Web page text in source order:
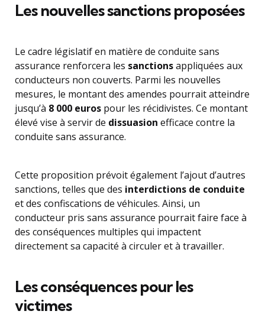
Les nouvelles sanctions proposées
Le cadre législatif en matière de conduite sans
assurance renforcera les sanctionsappliquées aux
conducteurs non couverts. Parmi les nouvelles
mesures, le montant des amendes pourrait atteindre
jusqu’à 8 000 euros pour les récidivistes. Ce montant
élevé vise à servir de dissuasion efficace contre la
conduite sans assurance.
Cette proposition prévoit également l’ajout d’autres
sanctions, telles que des interdictions de conduite
et des confiscations de véhicules. Ainsi, un
conducteur pris sans assurance pourrait faire face à
des conséquences multiples qui impactent
directement sa capacité à circuler et à travailler.
Les conséquences pour les
victimes